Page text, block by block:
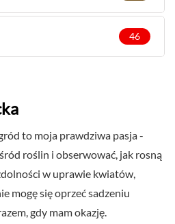
46
to moja prawdziwa pasja -
roślin i obserwować, jak rosną
w uprawie kwiatów,
mogę się oprzeć sadzeniu
gdy mam okazję.